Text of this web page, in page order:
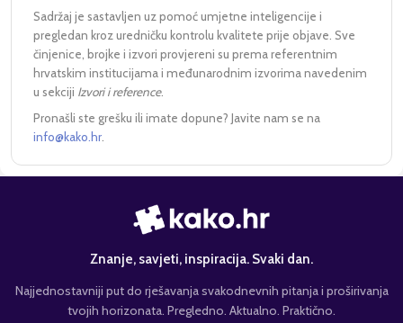
Sadržaj je sastavljen uz pomoć umjetne inteligencije i
pregledan kroz uredničku kontrolu kvalitete prije objave. Sve
činjenice, brojke i izvori provjereni su prema referentnim
hrvatskim institucijama i međunarodnim izvorima navedenim
u sekciji Izvori i reference.
Pronašli ste grešku ili imate dopune? Javite nam se na
info@kako.hr.
Znanje, savjeti, inspiracija. Svaki dan.
Najjednostavniji put do rješavanja svakodnevnih pitanja i proširivanja
tvojih horizonata. Pregledno. Aktualno. Praktično.